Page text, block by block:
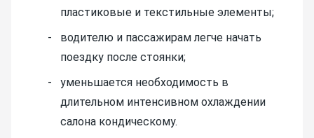
пластиковые и текстильные элементы;
водителю и пассажирам легче начать
поездку после стоянки;
уменьшается необходимость в
длительном интенсивном охлаждении
салона кондическому.